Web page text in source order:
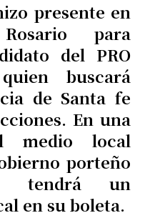
presente en
para
del PRO
buscará
de Santa fe
En una
medio local
porteño
tendrá un
en su boleta.